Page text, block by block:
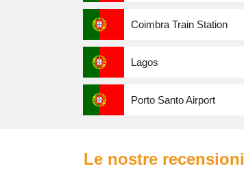
Coimbra Train Station
Lagos
Porto Santo Airport
Le nostre recensioni